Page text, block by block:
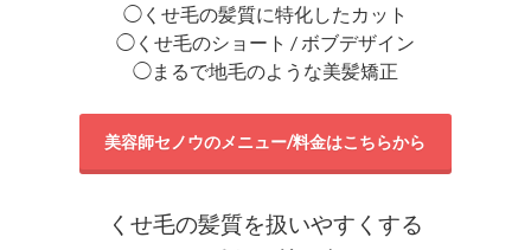
◯くせ毛の髪質に特化したカット
◯くせ毛のショート / ボブデザイン
◯まるで地毛のような美髪矯正
美容師セノウのメニュー/料金はこちらから
くせ毛の髪質を扱いやすくする